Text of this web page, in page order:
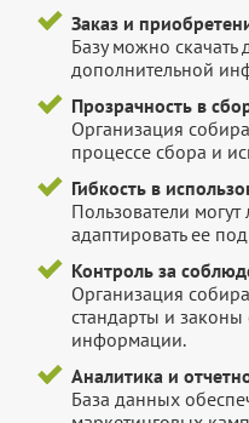
Заказ и
Базу можно скачать
дополнительной
Прозрачность в
Организация
процессе сбора и
Гибкость в
Пользователи
адаптировать ее
Контроль за
Организация
стандарты и
информации.
Аналитика и
База данных